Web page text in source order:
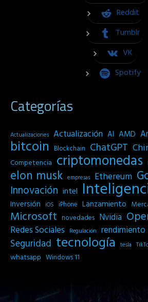
Reddit
Tumblr
VK
Spotify
Categorías
Actualizaciones Actualización AI AMD
bitcoin Blockchain ChatGPT
Competencia criptomonedas
elon musk empresas Ethereum
Innovación intel
Inversión iOS iPhone Lanzamiento
Microsoft novedades Nvidia
Redes Sociales
Regulación rendimiento
Seguridad tecnología tesla
whatsapp Windows 11